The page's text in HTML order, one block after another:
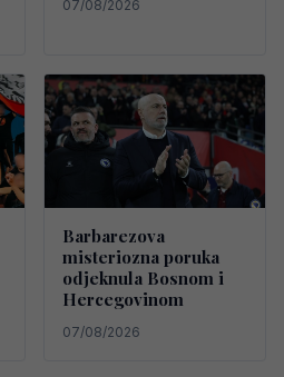
07/08/2026
Barbarezova
misteriozna poruka
odjeknula Bosnom i
Hercegovinom
07/08/2026